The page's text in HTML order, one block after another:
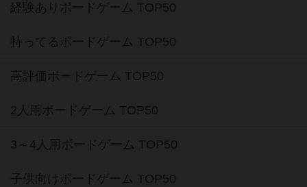
経験ありボードゲーム TOP50
持ってるボードゲーム TOP50
高評価ボードゲーム TOP50
2人用ボードゲーム TOP50
3～4人用ボードゲーム TOP50
子供向けボードゲーム TOP50